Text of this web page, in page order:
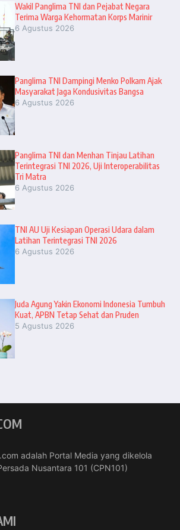
Wakil Panglima TNI dan Pejabat Negara
Terima Warga Kehormatan Korps Marinir
6 Agustus 2026
Panglima TNI Dampingi Menko Polkam Ajak
Masyarakat Jaga Kondusivitas Bangsa
6 Agustus 2026
Panglima TNI dan Menhan Tinjau Latihan
Terintegrasi TNI 2026, Uji Interoperabilitas
Tri Matra
6 Agustus 2026
TNI AU Uji Kesiapan Operasi Udara dalam
Latihan Terintegrasi TNI 2026
6 Agustus 2026
Juda Agung Yakin Ekonomi Indonesia Tumbuh
Kuat, APBN Tetap Sehat dan Pruden
5 Agustus 2026
adalah Portal Media yang dikelola
Nusantara 101 (CPN101)